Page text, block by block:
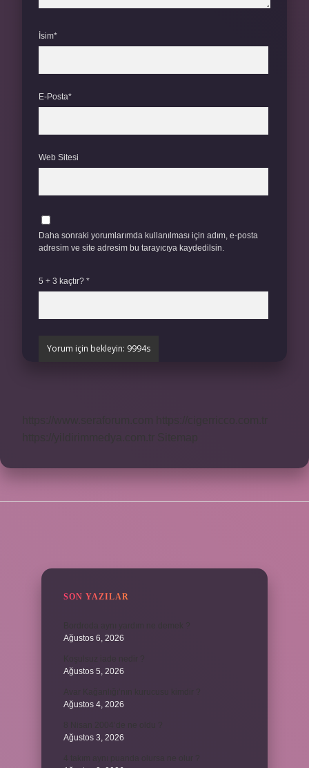
İsim*
E-Posta*
Web Sitesi
Daha sonraki yorumlarımda kullanılması için adım, e-posta
adresim ve site adresim bu tarayıcıya kaydedilsin.
5 + 3 kaçtır? *
SON YAZILAR
Ağustos 6, 2026
Ağustos 5, 2026
Ağustos 4, 2026
Ağustos 3, 2026